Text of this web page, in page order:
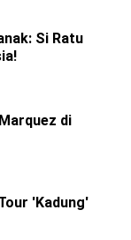
Si Ratu
di
'Kadung'